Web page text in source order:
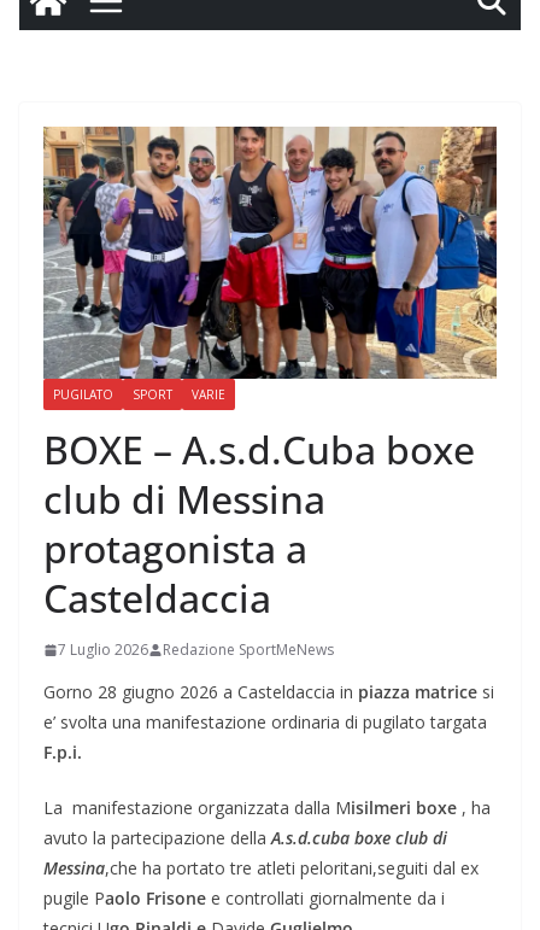
PUGILATO SPORT VARIE
BOXE – A.s.d.Cuba boxe
club di Messina
protagonista a
Casteldaccia
7 Luglio 2026 Redazione SportMeNews
Gorno 28 giugno 2026 a Casteldaccia in piazza matrice si
e’ svolta una manifestazione ordinaria di pugilato targata
F.p.i.
La manifestazione organizzata dalla Misilmeri boxe , ha
avuto la partecipazione della A.s.d.cuba boxe club di
Messina,che ha portato tre atleti peloritani,seguiti dal ex
pugile Paolo Frisone e controllati giornalmente da i